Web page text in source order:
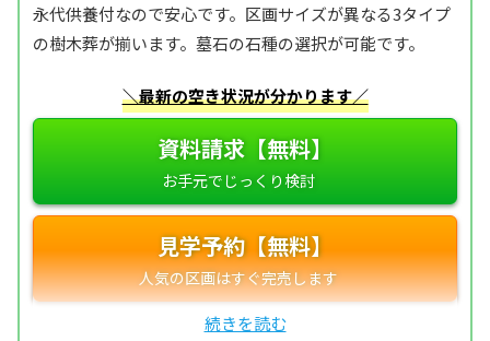
永代供養付なので安心です。区画サイズが異なる3タイプ
の樹木葬が揃います。墓石の石種の選択が可能です。
＼最新の空き状況が分かります／
資料請求【無料】
見学予約【無料】